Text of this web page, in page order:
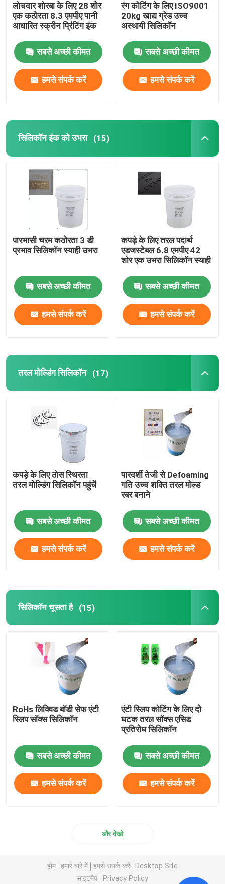
लोचदार शोरबा के लिए 28 शोर
एक कठोरता 8.3 एमपीए पानी
आधारित स्क्रीन प्रिंटिंग इंक
सबसे अच्छी कीमत
हमसे संपर्क करें
रंग कोटिंग के लिए ISO9001
20kg खाद्य ग्रेड उच्च
अस्थायी सिलिकॉन
सबसे अच्छी कीमत
हमसे संपर्क करें
सिलिकॉन इंक को उभरा (15)
पारभासी चरम कठोरता 3 डी
प्रभाव सिलिकॉन स्याही उभरा
सबसे अच्छी कीमत
हमसे संपर्क करें
कपड़े के लिए तरल पदार्थ
एडजस्टेबल 6.8 एमपीए 42
शोर एक उभरा सिलिकॉन स्याही
सबसे अच्छी कीमत
हमसे संपर्क करें
तरल मोल्डिंग सिलिकॉन (17)
कपड़े के लिए ठोस स्थिरता
तरल मोल्डिंग सिलिकॉन पहुंचें
सबसे अच्छी कीमत
हमसे संपर्क करें
पारदर्शी तेजी से Defoaming
गति उच्च शक्ति तरल मोल्ड
रबर बनाने
सबसे अच्छी कीमत
हमसे संपर्क करें
सिलिकॉन चूसता है (15)
RoHs लिक्विड बॉडी सेफ एंटी
स्लिप सॉक्स सिलिकॉन
सबसे अच्छी कीमत
हमसे संपर्क करें
एंटी स्लिप कोटिंग के लिए दो
घटक तरल सॉक्स एसिड
प्रतिरोध सिलिकॉन
सबसे अच्छी कीमत
हमसे संपर्क करें
और देखो
होम हमारे बारे में हमसे संपर्क करें
Desktop Site
साइटमैप
Privacy Policy